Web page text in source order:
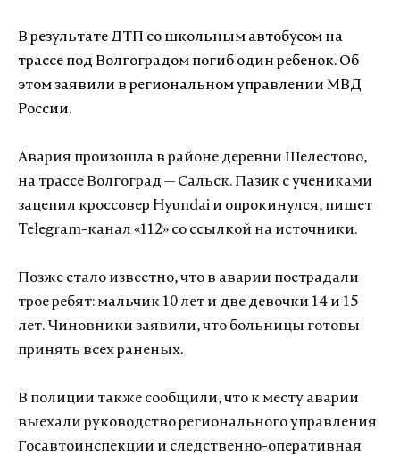
В результате ДТП со школьным автобусом на
трассе под Волгоградом погиб один ребенок. Об
этом заявили в региональном управлении МВД
России.
Авария произошла в районе деревни Шелестово,
на трассе Волгоград — Сальск. Пазик с учениками
зацепил кроссовер Hyundai и опрокинулся, пишет
Telegram-канал «112» со ссылкой на источники.
Позже стало известно, что в аварии пострадали
трое ребят: мальчик 10 лет и две девочки 14 и 15
лет. Чиновники заявили, что больницы готовы
принять всех раненых.
В полиции также сообщили, что к месту аварии
выехали руководство регионального управления
Госавтоинспекции и следственно-оперативная